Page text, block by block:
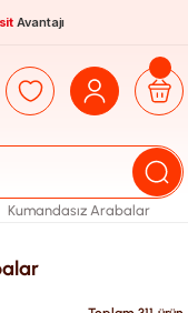
Avantajı
Kumandasız Arabalar